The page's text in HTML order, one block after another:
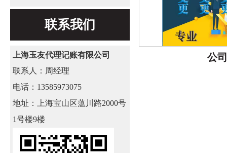
联系我们
上海玉友代理记账有限公司
联系人： 周经理
电话： 13585973075
地址：
上海宝山区蕰川路2000号
1号楼9楼
公